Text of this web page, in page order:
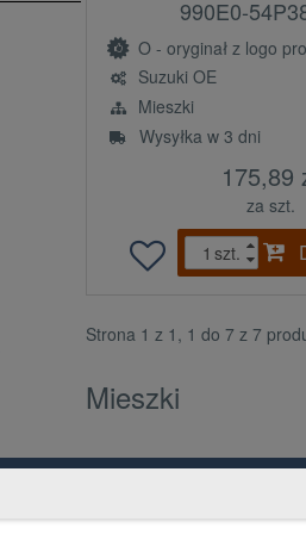
990E0-
O - oryginał z logo
Suzuki OE
Mieszki
Wysyłka w 3 dni
175,89
za szt.
szt.
Strona 1 z 1, 1 do 7 z 7
Mieszki